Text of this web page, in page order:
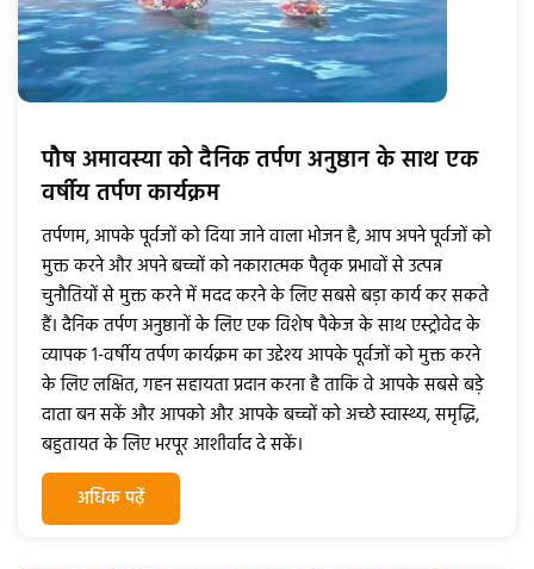
पौष अमावस्या को दैनिक तर्पण अनुष्ठान के साथ एक
वर्षीय तर्पण कार्यक्रम
तर्पणम, आपके पूर्वजों को दिया जाने वाला भोजन है, आप अपने पूर्वजों को
मुक्त करने और अपने बच्चों को नकारात्मक पैतृक प्रभावों से उत्पन्न
चुनौतियों से मुक्त करने में मदद करने के लिए सबसे बड़ा कार्य कर सकते
हैं। दैनिक तर्पण अनुष्ठानों के लिए एक विशेष पैकेज के साथ एस्ट्रोवेद के
व्यापक 1-वर्षीय तर्पण कार्यक्रम का उद्देश्य आपके पूर्वजों को मुक्त करने
के लिए लक्षित, गहन सहायता प्रदान करना है ताकि वे आपके सबसे बड़े
दाता बन सकें और आपको और आपके बच्चों को अच्छे स्वास्थ्य, समृद्धि,
बहुतायत के लिए भरपूर आशीर्वाद दे सकें।
अधिक पढ़ें